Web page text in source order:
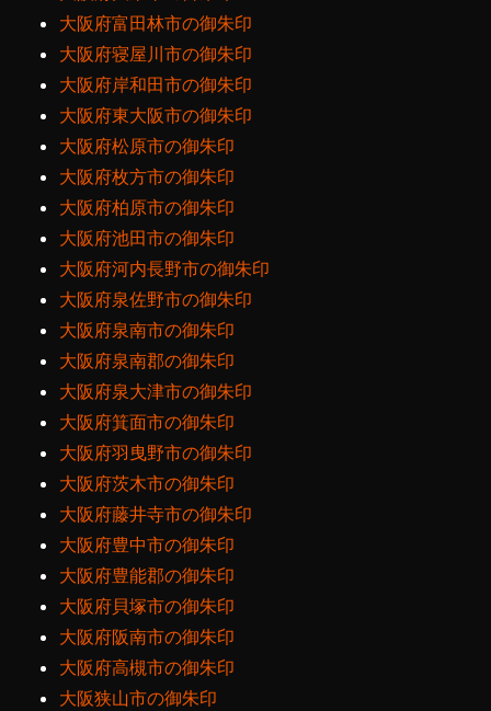
大阪府富田林市の御朱印
大阪府寝屋川市の御朱印
大阪府岸和田市の御朱印
大阪府東大阪市の御朱印
大阪府松原市の御朱印
大阪府枚方市の御朱印
大阪府柏原市の御朱印
大阪府池田市の御朱印
大阪府河内長野市の御朱印
大阪府泉佐野市の御朱印
大阪府泉南市の御朱印
大阪府泉南郡の御朱印
大阪府泉大津市の御朱印
大阪府箕面市の御朱印
大阪府羽曳野市の御朱印
大阪府茨木市の御朱印
大阪府藤井寺市の御朱印
大阪府豊中市の御朱印
大阪府豊能郡の御朱印
大阪府貝塚市の御朱印
大阪府阪南市の御朱印
大阪府高槻市の御朱印
大阪狭山市の御朱印